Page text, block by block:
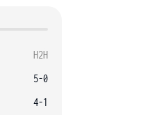
H2H
5-0
4-1